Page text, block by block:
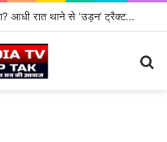
SINGRAULI NEWS: थाना या रेतखाना? आधी रात थाने से ‘उड़न’ ट्रैक्टर, जियावन पुलिस के पहरे में माफिया पास रेत माफिया के आगे नतमस्तक सिस्टम, सुशासन की पोल खोलती जियावन थाने की सनसनीखेज कहानी